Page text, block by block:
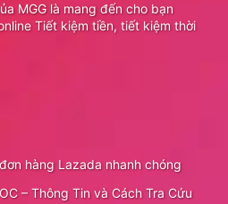
MGG là mang đến cho bạn
Tiết kiệm tiền, tiết kiệm thời
hàng Lazada nhanh chóng
– Thông Tin và Cách Tra Cứu